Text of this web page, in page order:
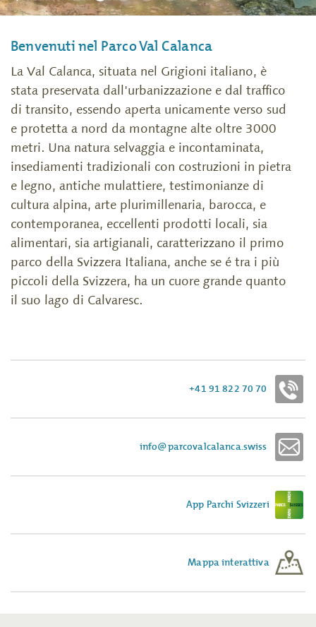
Benvenuti nel Parco Val Calanca
La Val Calanca, situata nel Grigioni italiano, è
stata preservata dall'urbanizzazione e dal traffico
di transito, essendo aperta unicamente verso sud
e protetta a nord da montagne alte oltre 3000
metri. Una natura selvaggia e incontaminata,
insediamenti tradizionali con costruzioni in pietra
e legno, antiche mulattiere, testimonianze di
cultura alpina, arte plurimillenaria, barocca, e
contemporanea, eccellenti prodotti locali, sia
alimentari, sia artigianali, caratterizzano il primo
parco della Svizzera Italiana, anche se é tra i più
piccoli della Svizzera, ha un cuore grande quanto
il suo lago di Calvaresc.
+41 91 822 70 70
info@parcovalcalanca.swiss
App Parchi Svizzeri
Mappa interattiva